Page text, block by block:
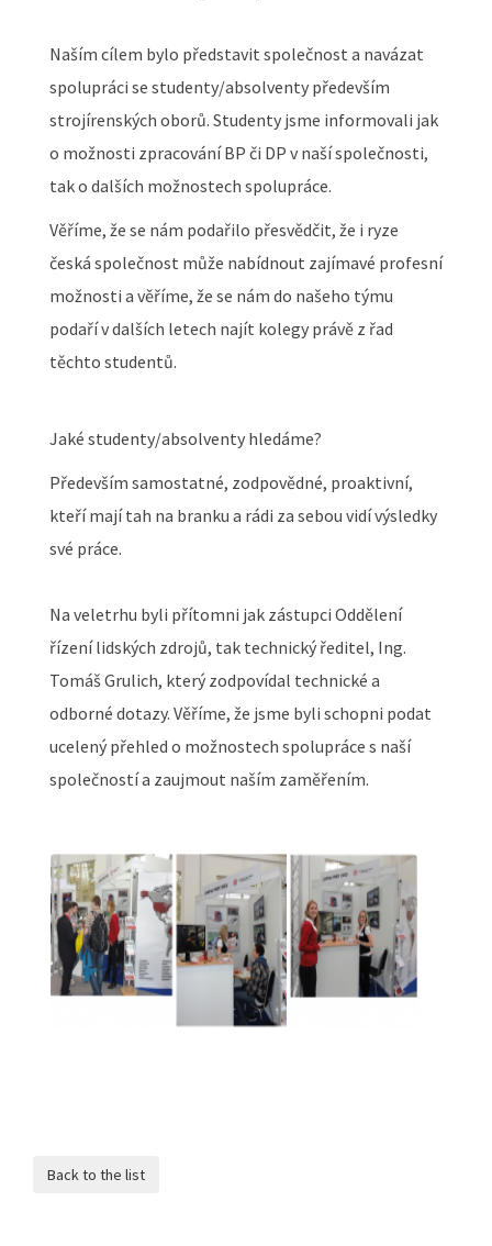
Naším cílem bylo představit společnost a navázat
spolupráci se studenty/absolventy především
strojírenských oborů. Studenty jsme informovali jak
o možnosti zpracování BP či DP v naší společnosti,
tak o dalších možnostech spolupráce.
Věříme, že se nám podařilo přesvědčit, že i ryze
česká společnost může nabídnout zajímavé profesní
možnosti a věříme, že se nám do našeho týmu
podaří v dalších letech najít kolegy právě z řad
těchto studentů.
Jaké studenty/absolventy hledáme?
Především samostatné, zodpovědné, proaktivní,
kteří mají tah na branku a rádi za sebou vidí výsledky
své práce.
Na veletrhu byli přítomni jak zástupci Oddělení
řízení lidských zdrojů, tak technický ředitel, Ing.
Tomáš Grulich, který zodpovídal technické a
odborné dotazy. Věříme, že jsme byli schopni podat
ucelený přehled o možnostech spolupráce s naší
společností a zaujmout naším zaměřením.